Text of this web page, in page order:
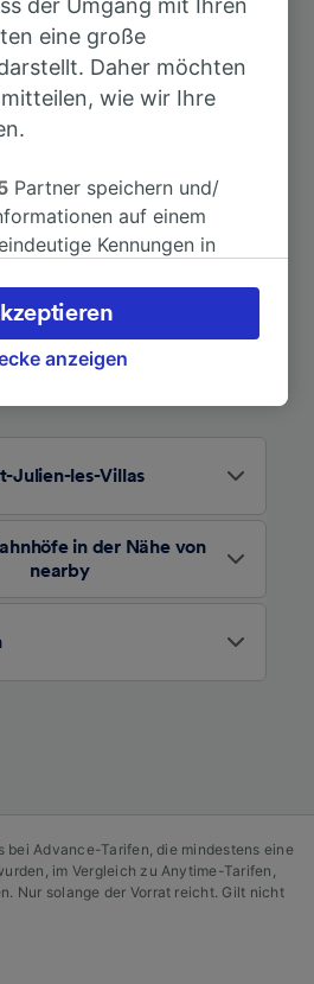
17min
nach weiteren
Julien-les-Villas
in der Nähe von
nearby
bei Advance-Tarifen, die mindestens eine
im Vergleich zu Anytime-Tarifen,
Nur solange der Vorrat reicht. Gilt nicht
eine große
Daher möchten
wie wir Ihre
Partner speichern und/
auf einem
Kennungen in
Ihre Präferenzen
einschließlich
bei berechtigtem
Diese Präferenzen
signalisiert und
für Tracking-Zwecke
uns gebeten haben, Ihr
zu verfolgen.
verarbeiten Daten, um
Standortdaten.
von
anzeigen